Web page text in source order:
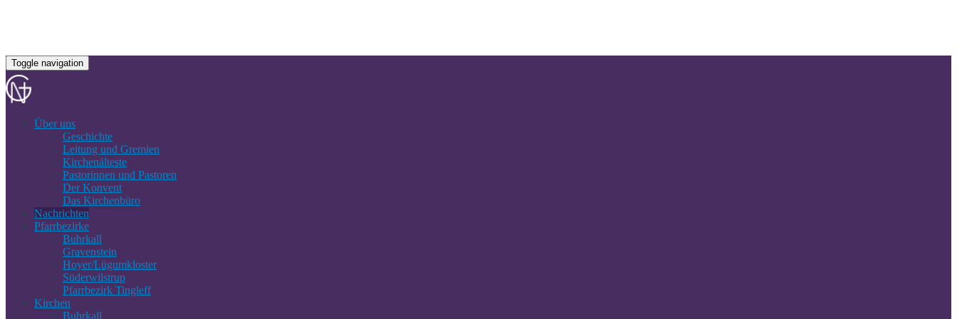
Toggle navigation
Über uns
Geschichte
Leitung und Gremien
Kirchenälteste
Pastorinnen und Pastoren
Der Konvent
Das Kirchenbüro
Nachrichten
Pfarrbezirke
Buhrkall
Gravenstein
Hoyer/Lügumkloster
Süderwilstrup
Pfarrbezirk Tingleff
Kirchen
Buhrkall